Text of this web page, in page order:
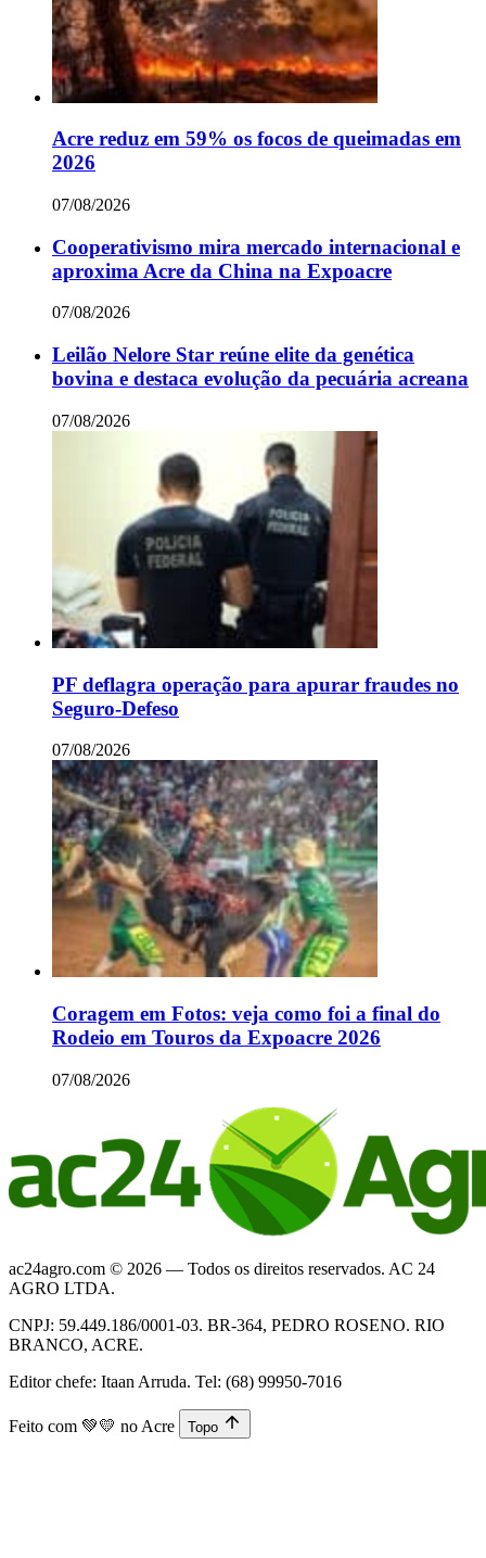
Acre reduz em 59% os focos de queimadas em
2026
07/08/2026
Cooperativismo mira mercado internacional e
aproxima Acre da China na Expoacre
07/08/2026
Leilão Nelore Star reúne elite da genética
bovina e destaca evolução da pecuária acreana
07/08/2026
PF deflagra operação para apurar fraudes no
Seguro-Defeso
07/08/2026
Coragem em Fotos: veja como foi a final do
Rodeio em Touros da Expoacre 2026
07/08/2026
ac24agro.com © 2026 — Todos os direitos reservados. AC 24
AGRO LTDA.
CNPJ: 59.449.186/0001-03. BR-364, PEDRO ROSENO. RIO
BRANCO, ACRE.
Editor chefe: Itaan Arruda. Tel: (68) 99950-7016
Feito com 💚💛 no Acre Topo